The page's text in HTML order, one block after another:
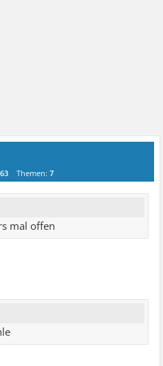
Themen:7
mal offen